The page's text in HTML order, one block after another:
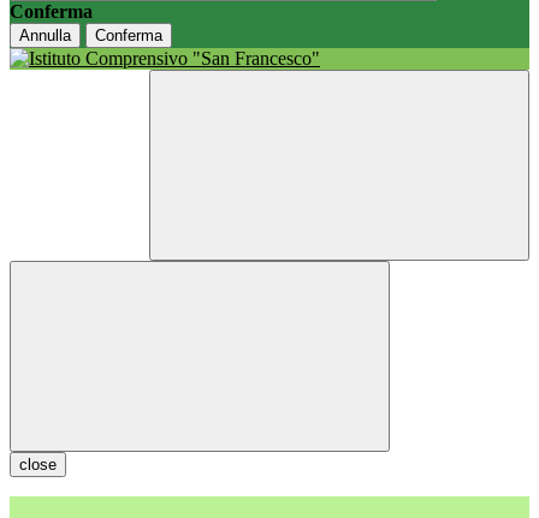
Conferma
Annulla Conferma
close